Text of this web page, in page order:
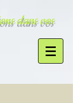
dans vos